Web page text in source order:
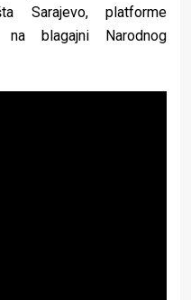
Sarajevo, platforme
blagajni Narodnog